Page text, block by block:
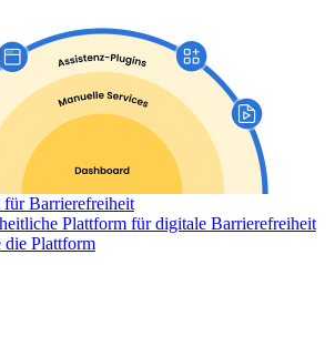
für Barrierefreiheit
Plattform für digitale Barrierefreiheit
die Plattform